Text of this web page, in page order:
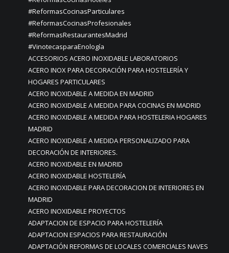
#ReformasCocinasParticulares
#ReformasCocinasProfesionales
#ReformasRestaurantesMadrid
#VinotecasparaEnología
ACCESORIOS ACERO INOXIDABLE LABORATORIOS
ACERO INOX PARA DECORACIÓN PARA HOSTELERÍA Y
HOGARES PARTICULARES
ACERO INOXIDABLE A MEDIDA EN MADRID
ACERO INOXIDABLE A MEDIDA PARA COCINAS EN MADRID
ACERO INOXIDABLE A MEDIDA PARA HOSTELERIA HOGARES
MADRID
ACERO INOXIDABLE A MEDIDA PERSONALIZADO PARA
DECORACIÓN DE INTERIORES.
ACERO INOXIDABLE EN MADRID
ACERO INOXIDABLE HOSTELERÍA
ACERO INOXIDABLE PARA DECORACION DE INTERIORES EN
MADRID
ACERO INOXIDABLE PROYECTOS
ADAPTACION DE ESPACIO PARA HOSTELERÍA
ADAPTACION ESPACIOS PARA RESTAURACIÓN
ADAPTACIÓN REFORMAS DE LOCALES COMERCIALES NAVES